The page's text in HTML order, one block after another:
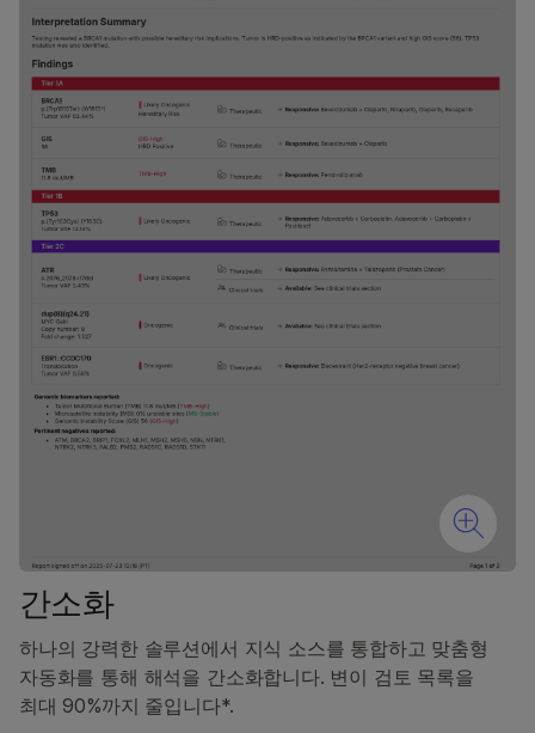
간소화
하나의 강력한 솔루션에서 지식 소스를 통합하고 맞춤형
자동화를 통해 해석을 간소화합니다. 변이 검토 목록을
최대 90%까지 줄입니다*.